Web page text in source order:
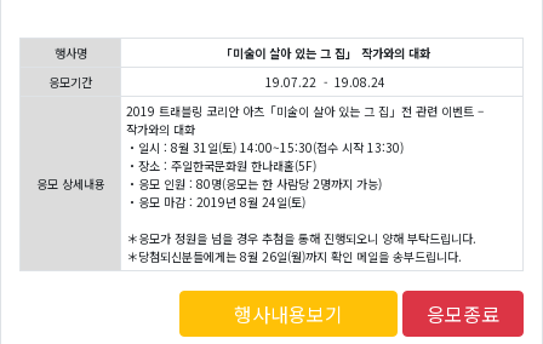
행사명
「미술이 살아 있는 그 집」 작가와의 대화
응모기간
19.07.22 - 19.08.24
응모 상세내용
2019 트래블링 코리안 아츠「미술이 살아 있는 그 집」전 관련 이벤트 –
작가와의 대화
・일시 : 8월 31일(토) 14:00~15:30(접수 시작 13:30)
・장소 : 주일한국문화원 한나래홀(5F)
・응모 인원 : 80명(응모는 한 사람당 2명까지 가능)
・응모 마감 : 2019년 8월 24일(토)
＊응모가 정원을 넘을 경우 추첨을 통해 진행되오니 양해 부탁드립니다.
＊당첨되신분들에게는 8월 26일(월)까지 확인 메일을 송부드립니다.
행사내용보기 응모종료